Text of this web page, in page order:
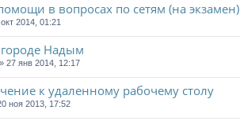
в вопросах по сетям (на экзамен)
2014, 01:21
Надым
» 27 янв 2014, 12:17
к удаленному рабочему столу
ноя 2013, 17:52